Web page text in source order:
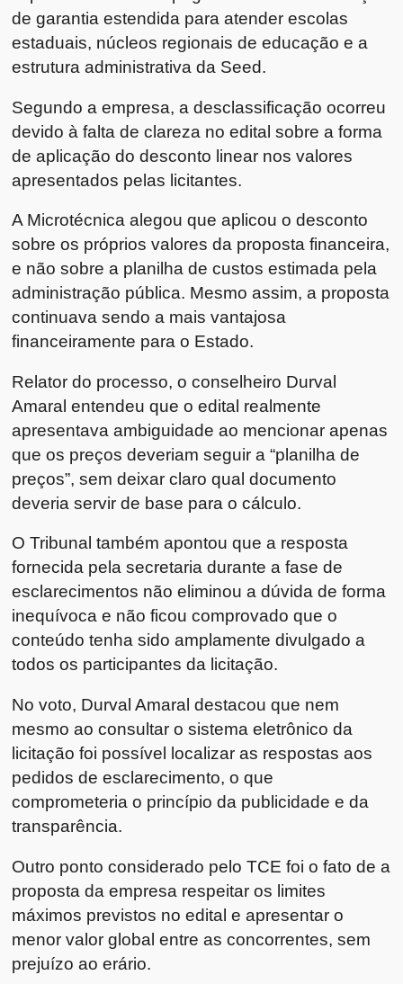
de garantia estendida para atender escolas
estaduais, núcleos regionais de educação e a
estrutura administrativa da Seed.
Segundo a empresa, a desclassificação ocorreu
devido à falta de clareza no edital sobre a forma
de aplicação do desconto linear nos valores
apresentados pelas licitantes.
A Microtécnica alegou que aplicou o desconto
sobre os próprios valores da proposta financeira,
e não sobre a planilha de custos estimada pela
administração pública. Mesmo assim, a proposta
continuava sendo a mais vantajosa
financeiramente para o Estado.
Relator do processo, o conselheiro Durval
Amaral entendeu que o edital realmente
apresentava ambiguidade ao mencionar apenas
que os preços deveriam seguir a “planilha de
preços”, sem deixar claro qual documento
deveria servir de base para o cálculo.
O Tribunal também apontou que a resposta
fornecida pela secretaria durante a fase de
esclarecimentos não eliminou a dúvida de forma
inequívoca e não ficou comprovado que o
conteúdo tenha sido amplamente divulgado a
todos os participantes da licitação.
No voto, Durval Amaral destacou que nem
mesmo ao consultar o sistema eletrônico da
licitação foi possível localizar as respostas aos
pedidos de esclarecimento, o que
comprometeria o princípio da publicidade e da
transparência.
Outro ponto considerado pelo TCE foi o fato de a
proposta da empresa respeitar os limites
máximos previstos no edital e apresentar o
menor valor global entre as concorrentes, sem
prejuízo ao erário.